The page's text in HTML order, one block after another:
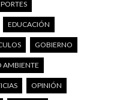
EDUCACIÓN
GOBIERNO
AMBIENTE
OPINIÓN